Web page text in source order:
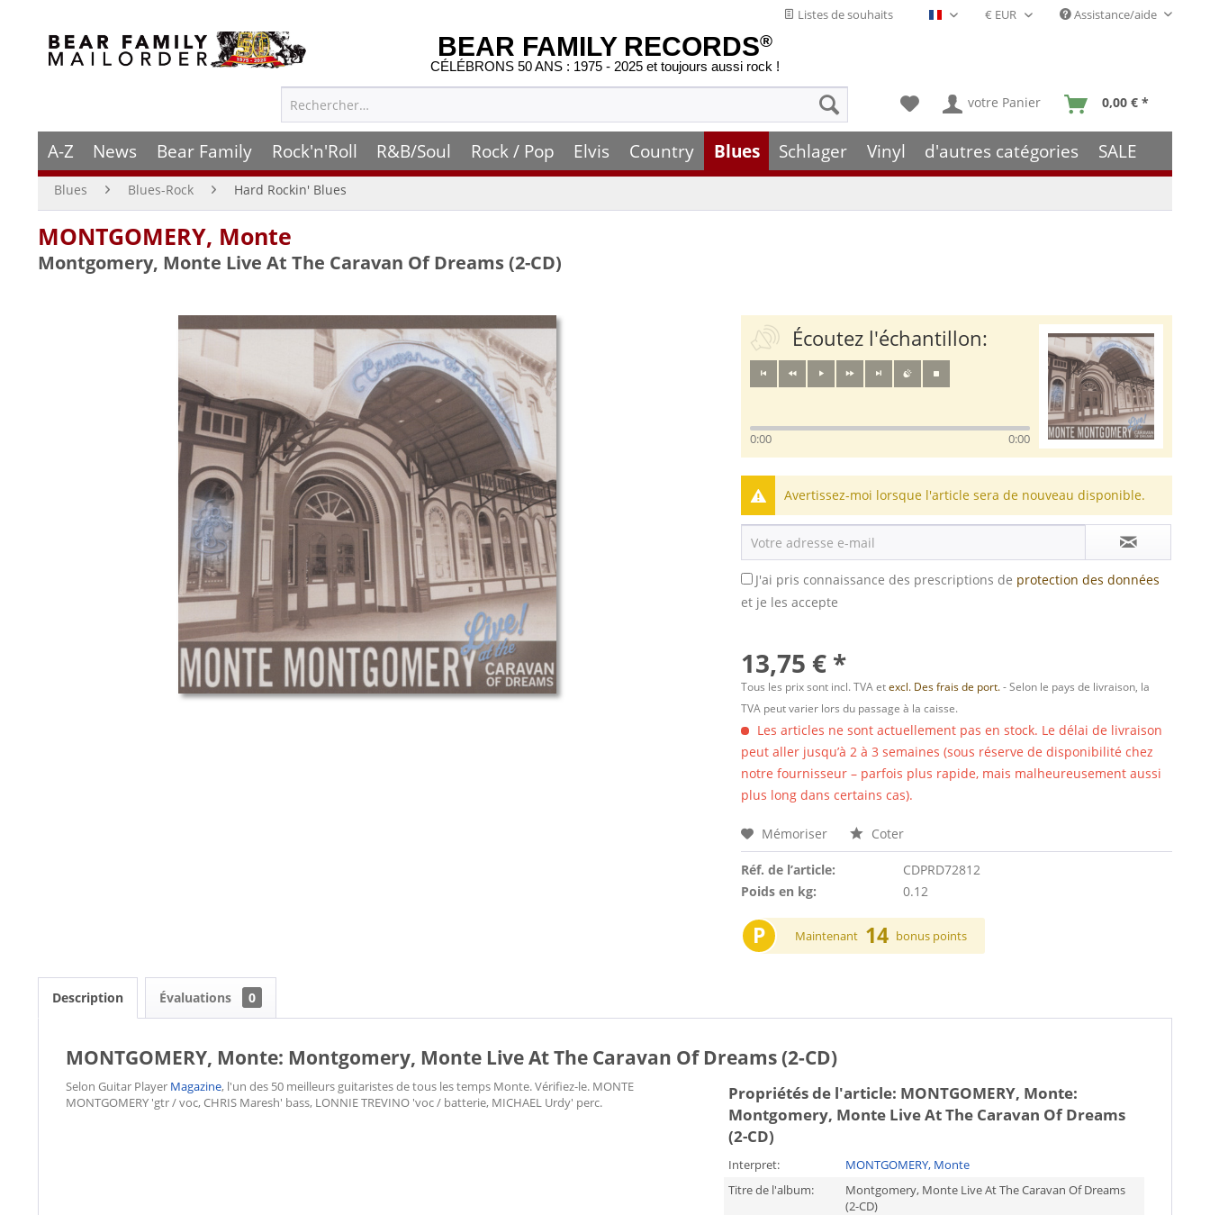
Listes de souhaits Français- FR Assistance/aide
BEAR FAMILY RECORDS®
CÉLÉBRONS 50 ANS : 1975 - 2025 et toujours aussi rock !
votre Panier 0,00 € *
A-Z News Bear Family Rock'n'Roll R&B/Soul Rock / Pop Elvis Country Blues Schlager Vinyl d'autres catégories SALE
Blues Blues-Rock Hard Rockin' Blues
MONTGOMERY, Monte
Montgomery, Monte Live At The Caravan Of Dreams (2-CD)
Écoutez l'échantillon:
0:00 0:00
Avertissez-moi lorsque l'article sera de nouveau disponible.
J'ai pris connaissance des prescriptions de protection des données
et je les accepte
13,75 € *
Tous les prix sont incl. TVA etexcl. Des frais de port.- Selon le pays de livraison, la
TVA peut varier lors du passage à la caisse.
Les articles ne sont actuellement pas en stock. Le délai de livraison
peut aller jusqu’à 2 à 3 semaines (sous réserve de disponibilité chez
notre fournisseur – parfois plus rapide, mais malheureusement aussi
plus long dans certains cas).
Mémoriser Coter
Réf. de l’article:
CDPRD72812
Poids en kg:
0.12
P Maintenant 14 bonus points
Description Évaluations 0
MONTGOMERY, Monte: Montgomery, Monte Live At The Caravan Of Dreams (2-CD)
Selon Guitar Player Magazine, l'un des 50 meilleurs guitaristes de tous les temps Monte. Vérifiez-le. MONTE
MONTGOMERY 'gtr / voc, CHRIS Maresh' bass, LONNIE TREVINO 'voc / batterie, MICHAEL Urdy' perc.
Propriétés de l'article: MONTGOMERY, Monte:
Montgomery, Monte Live At The Caravan Of Dreams
(2-CD)
Interpret:
MONTGOMERY, Monte
Titre de l'album:
Montgomery, Monte Live At The Caravan Of Dreams
(2-CD)